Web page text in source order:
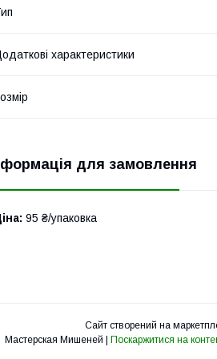
характеристики
для замовлення
95 ₴/упаковка
Сайт створений на
Мастерская Мишеней | Поскаржитися на